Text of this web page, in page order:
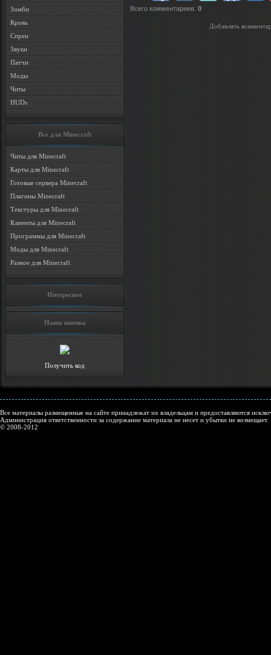
Зомби
Кровь
Спреи
Звуки
Патчи
Моды
Читы
HUDs
Все для Minecraft
Читы для Minecraft
Карты для Minecraft
Готовые сервера Minecraft
Плагины Minecraft
Текстуры для Minecraft
Клиенты для Minecraft
Программы для Minecraft
Моды для Minecraft
Разное для Minecraft
Интересное
Наша кнопка
Получить код
Всего комментариев: 0
Добавлять
Все материалы размещенные на сайте принадлежат их владельцам и предоставляются
Администрация ответственности за содержание материала не несет и убытки не возмещает.
© 2008-2012